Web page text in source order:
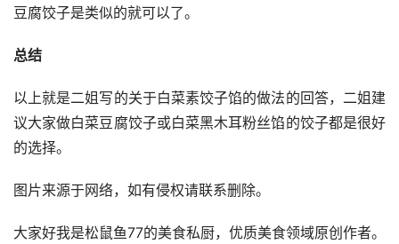
豆腐饺子是类似的就可以了。
总结
以上就是二姐写的关于白菜素饺子馅的做法的回答，二姐建
议大家做白菜豆腐饺子或白菜黑木耳粉丝馅的饺子都是很好
的选择。
图片来源于网络，如有侵权请联系删除。
大家好我是松鼠鱼77的美食私厨，优质美食领域原创作者。